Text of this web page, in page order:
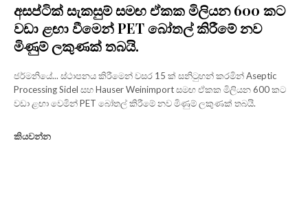
අසප්ටික් සැකසුම් සමඟ ඒකක මිලියන 600 කට
වඩා ළඟා වීමෙන් PET බෝතල් කිරීමේ නව
මිණුම් ලකුණක් තබයි.
ජර්මනියේ... ස්ථාපනය කිරීමෙන් වසර 15 ක් සනිටුහන් කරමින් Aseptic
Processing Sidel සහ Hauser Weinimport සමඟ ඒකක මිලියන 600 කට
වඩා ළඟා වෙමින් PET බෝතල් කිරීමේ නව මිණුම් ලකුණක් තබයි.
කියවන්න